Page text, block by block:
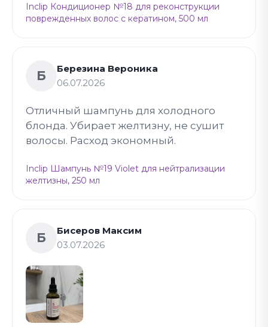
Inclip Кондиционер №18 для реконструкции
поврежденных волос с кератином, 500 мл
Б
Березина Вероника
06.07.2026
Отличный шампунь для холодного
блонда. Убирает желтизну, не сушит
волосы. Расход экономный.
Inclip Шампунь №19 Violet для нейтрализации
желтизны, 250 мл
Б
Бисеров Максим
03.07.2026